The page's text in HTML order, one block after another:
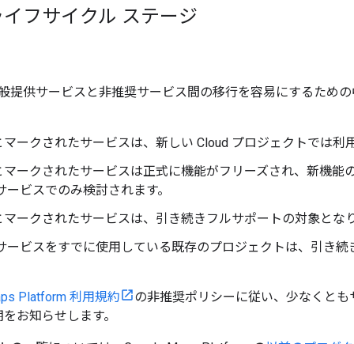
フサイクル ステージ
提供サービスと非推奨サービス間の移行を容易にするため
ークされたサービスは、新しい Cloud プロジェクトでは利
マークされたサービスは正式に機能がフリーズされ、新機能
ービスでのみ検討されます。
ークされたサービスは、引き続きフルサポートの対象とな
ービスをすでに使用している既存のプロジェクトは、引き
Platform 利用規約
の非推奨ポリシーに従い、少なくと
お知らせします。